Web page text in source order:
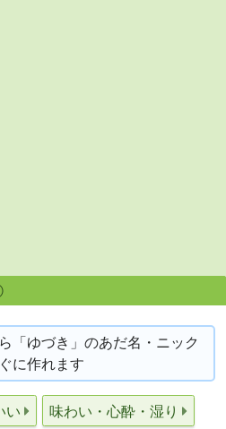
「ゆづき」のあだ名・ニック
に作れます
い 味わい・心酔・湿り